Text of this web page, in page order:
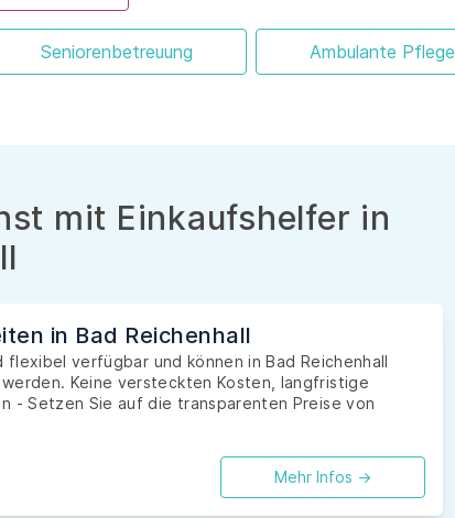
Seniorenbetreuung Ambulante Pflege
mit Einkaufshelfer in
in Bad Reichenhall
verfügbar und können in Bad Reichenhall
Keine versteckten Kosten, langfristige
- Setzen Sie auf die transparenten Preise von
Mehr Infos ->